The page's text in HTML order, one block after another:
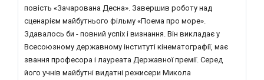
повість «Зачарована Десна». Завершив роботу над
сценарієм майбутнього фільму «Поема про море».
Здавалось би - повний успіх і визнання. Він викладає у
Всесоюзному державному інституті кінематографії, має
звання професора і лауреата Державної премії. Серед
його учнів майбутні видатні режисери Микола